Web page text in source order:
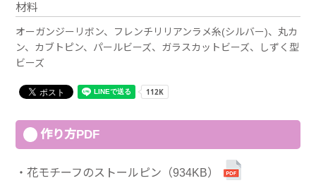
材料
オーガンジーリボン、フレンチリリアンラメ糸(シルバー)、丸カ
ン、カブトピン、パールビーズ、ガラスカットビーズ、しずく型
ビーズ
作り方PDF
花モチーフのストールピン（934KB）